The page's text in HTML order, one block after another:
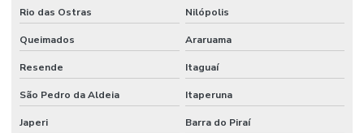
Facilities industrial
Gestão de ativos
Gestão de custos de manutenção para empresas
Rio das Ostras Nilópolis
Queimados Araruama
Resende Itaguaí
São Pedro da Aldeia Itaperuna
Japeri Barra do Piraí